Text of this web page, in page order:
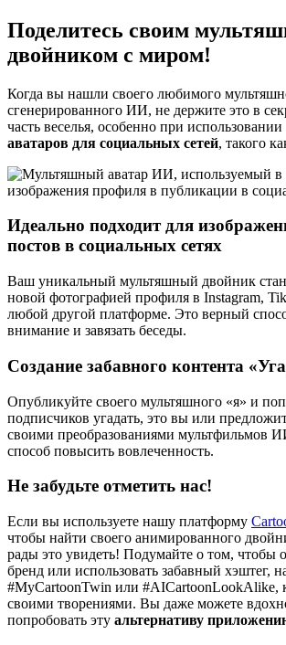
Поделитесь своим
двойником с миром!
Когда вы нашли своего любимого
сгенерированного ИИ, не держите это в
часть веселья, особенно при использовании
аватаров для социальных сетей, такого
Идеально подходит для
постов в социальных сетях
Ваш уникальный мультяшный двойник
новой фотографией профиля в Instagram,
любой другой платформе. Это верный
внимание и завязать беседы.
Создание забавного контента
Опубликуйте своего мультяшного «я» и
подписчиков угадать, это вы или
своими преобразованиями мультфильмов
способ повысить вовлеченность.
Не забудьте отметить нас!
Если вы используете нашу платформу
чтобы найти своего анимированного
рады это увидеть! Подумайте о том, чтобы
бренд или использовать забавный хэштег,
#MyCartoonTwin или #AICartoonLookAlike,
своими творениями. Вы даже можете
попробовать эту альтернативу